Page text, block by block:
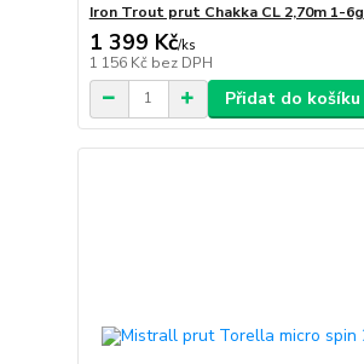
Iron Trout prut Chakka CL 2,70m 1-6g
1 399 Kč/ks
1 156 Kč bez DPH
Přidat do košíku